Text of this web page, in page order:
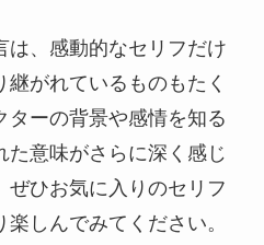
は、感動的なセリフだけ
がれているものもたく
ターの背景や感情を知る
た意味がさらに深く感じ
ぜひお気に入りのセリフ
しんでみてください。